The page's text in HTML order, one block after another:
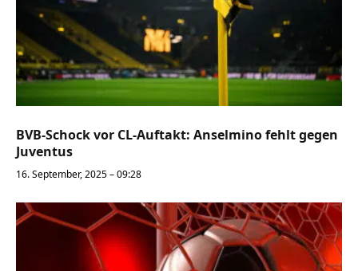
BVB-Schock vor CL-Auftakt: Anselmino fehlt gegen
Juventus
16. September, 2025 – 09:28